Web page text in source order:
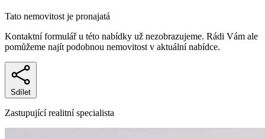
Tato nemovitost je pronajatá
Kontaktní formulář u této nabídky už nezobrazujeme. Rádi Vám ale
pomůžeme najít podobnou nemovitost v aktuální nabídce.
Sdílet
Zastupující realitní specialista